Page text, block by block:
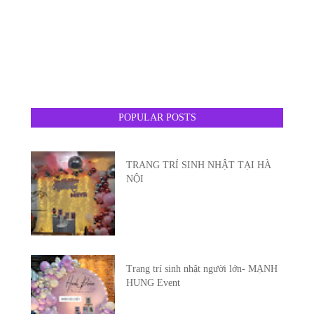
POPULAR POSTS
TRANG TRÍ SINH NHẬT TẠI HÀ
NỘI
Trang trí sinh nhật người lớn- MẠNH
HUNG Event